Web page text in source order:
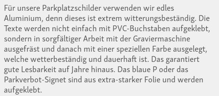
Für unsere Parkplatzschilder verwenden wir edles
Aluminium, denn dieses ist extrem witterungsbeständig. Die
Texte werden nicht einfach mit PVC-Buchstaben aufgeklebt,
sondern in sorgfältiger Arbeit mit der Graviermaschine
ausgefräst und danach mit einer speziellen Farbe ausgelegt,
welche wetterbeständig und dauerhaft ist. Das garantiert
gute Lesbarkeit auf Jahre hinaus. Das blaue P oder das
Parkverbot-Signet sind aus extra-starker Folie und werden
aufgeklebt.